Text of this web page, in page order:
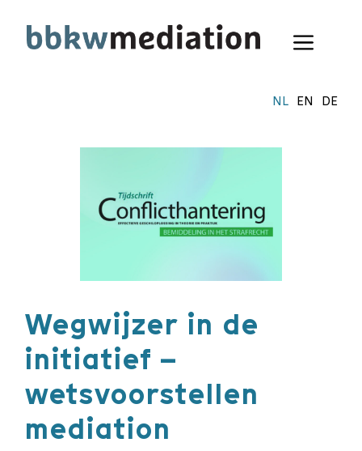
naar
NL EN DE
Menu
Wegwijzer in de
initiatief –
wetsvoorstellen
mediation